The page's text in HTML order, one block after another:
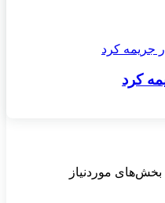
بخش‌های موردنیاز